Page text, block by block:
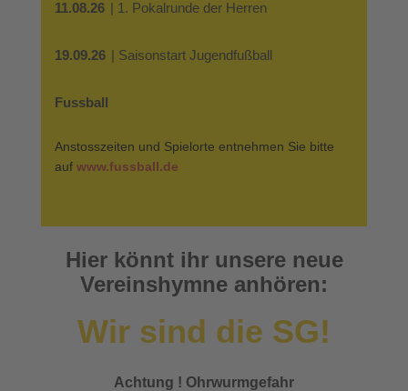
11.08.26 | 1. Pokalrunde der Herren
19.09.26 | Saisonstart Jugendfußball
Fussball
Anstosszeiten und Spielorte entnehmen Sie bitte
auf www.fussball.de
Hier könnt ihr unsere neue
Vereinshymne anhören:
Wir sind die SG!
Achtung ! Ohrwurmgefahr